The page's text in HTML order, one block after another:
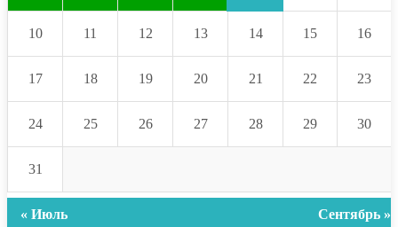
10 11 12 13 14 15 16
17 18 19 20 21 22 23
24 25 26 27 28 29 30
31
« Июль Сентябрь »